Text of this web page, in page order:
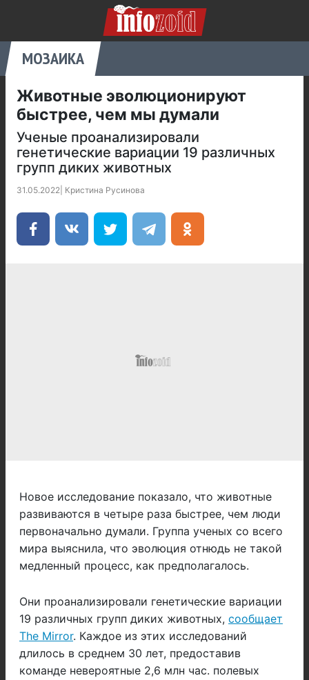
МОЗАИКА
Животные эволюционируют
быстрее, чем мы думали
Ученые проанализировали
генетические вариации 19 различных
групп диких животных
31.05.2022 Кристина Русинова
Новое исследование показало, что животные
развиваются в четыре раза быстрее, чем люди
первоначально думали. Группа ученых со всего
мира выяснила, что эволюция отнюдь не такой
медленный процесс, как предполагалось.
Они проанализировали генетические вариации
19 различных групп диких животных, сообщает
The Mirror. Каждое из этих исследований
длилось в среднем 30 лет, предоставив
команде невероятные 2,6 млн час. полевых